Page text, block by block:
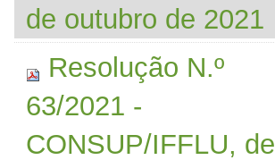
de outubro de 2021
Resolução N.º
63/2021 -
CONSUP/IFFLU, de